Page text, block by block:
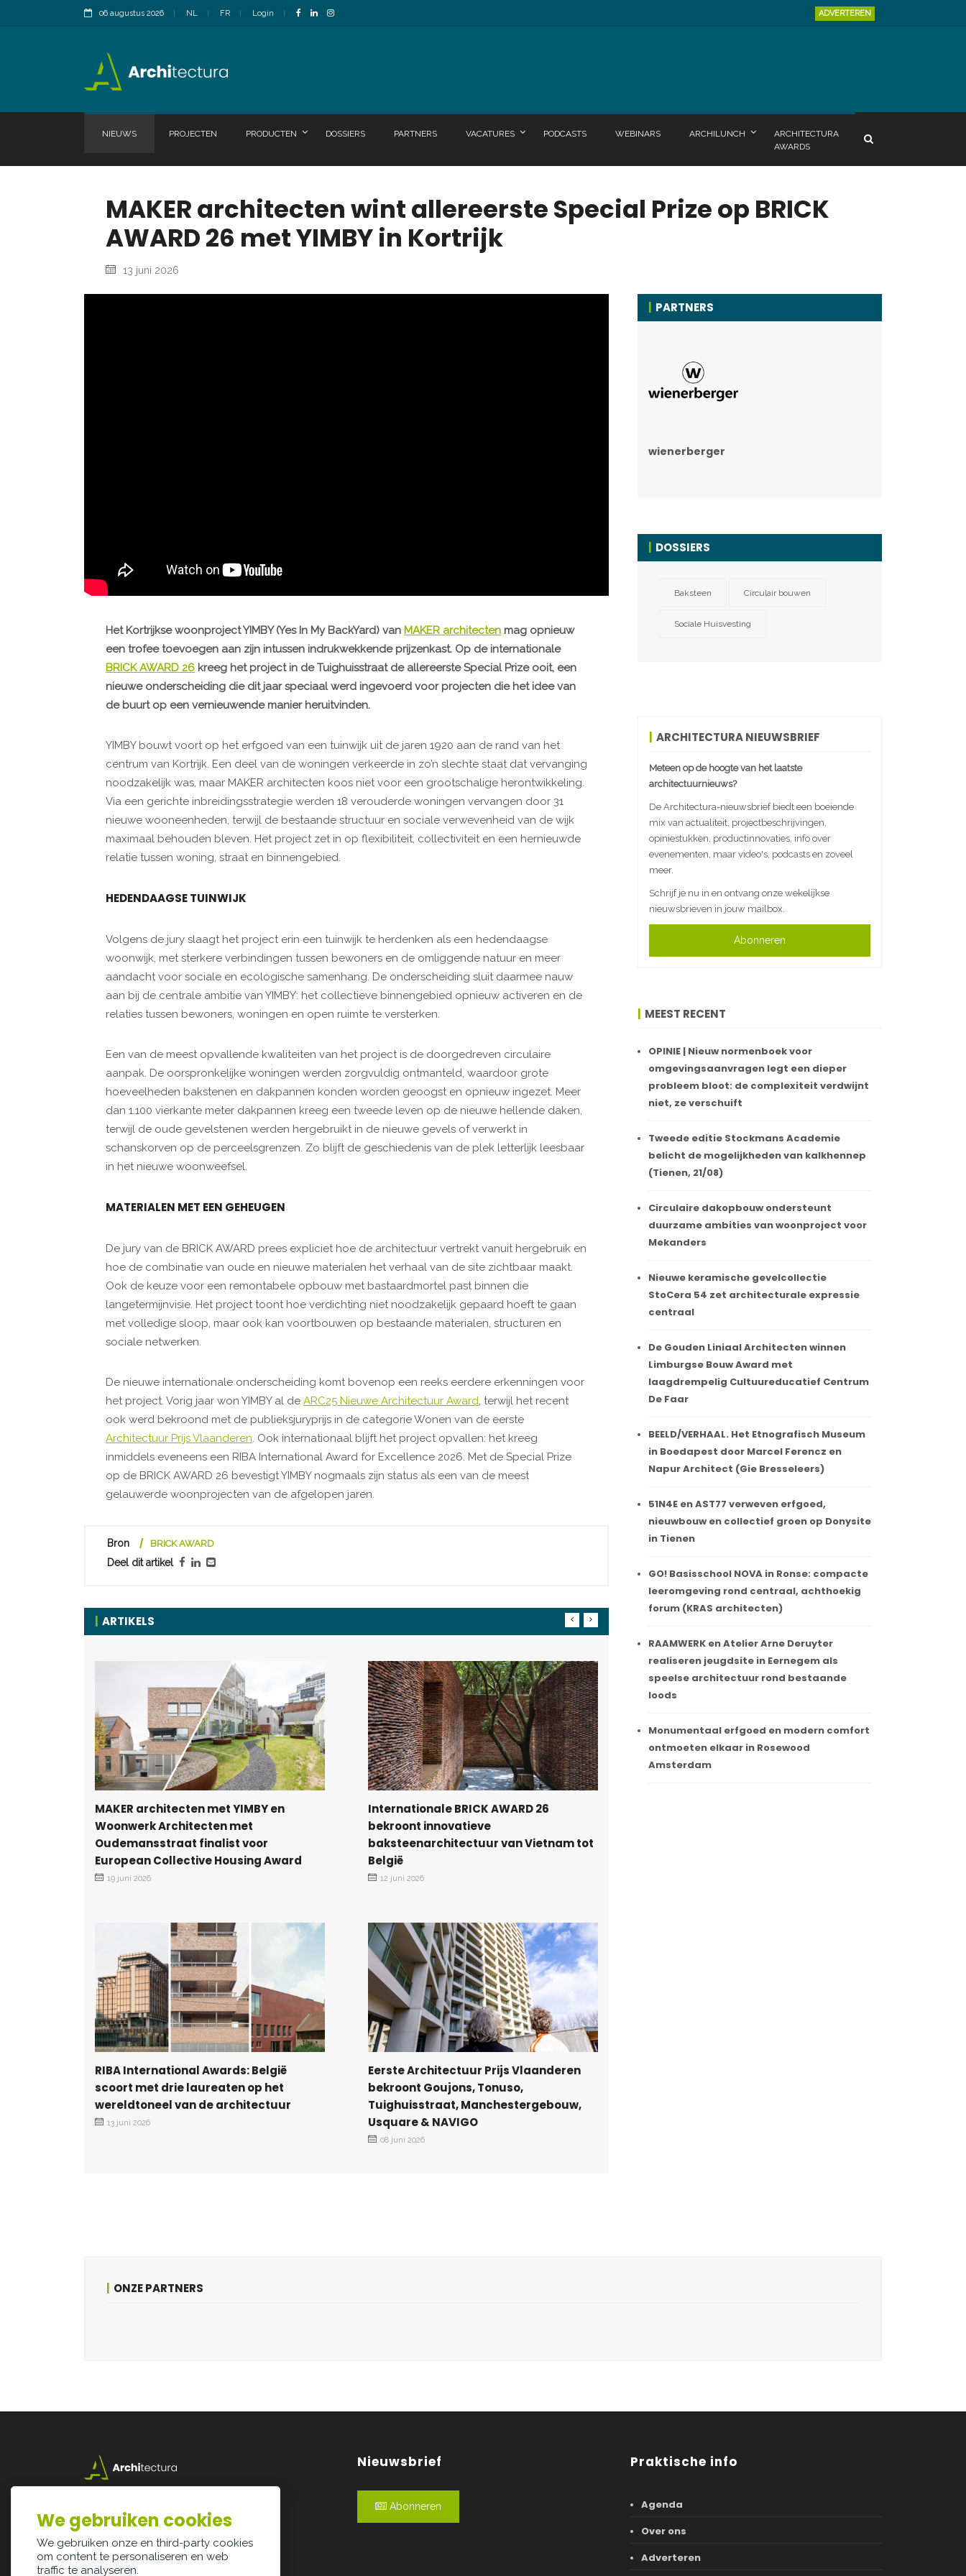
06 augustus 2026 NL FR Login ADVERTEREN
NIEUWS PROJECTEN PRODUCTEN DOSSIERS PARTNERS VACATURES PODCASTS WEBINARS ARCHILUNCH
ARCHITECTURA
AWARDS
MAKER architecten wint allereerste Special Prize op BRICK
AWARD 26 met YIMBY in Kortrijk
13 juni 2026
Het Kortrijkse woonproject YIMBY (Yes In My BackYard) van MAKER architecten mag opnieuw
een trofee toevoegen aan zijn intussen indrukwekkende prijzenkast. Op de internationale
BRICK AWARD 26 kreeg het project in de Tuighuisstraat de allereerste Special Prize ooit, een
nieuwe onderscheiding die dit jaar speciaal werd ingevoerd voor projecten die het idee van
de buurt op een vernieuwende manier heruitvinden.
YIMBY bouwt voort op het erfgoed van een tuinwijk uit de jaren 1920 aan de rand van het
centrum van Kortrijk. Een deel van de woningen verkeerde in zo’n slechte staat dat vervanging
noodzakelijk was, maar MAKER architecten koos niet voor een grootschalige herontwikkeling.
Via een gerichte inbreidingsstrategie werden 18 verouderde woningen vervangen door 31
nieuwe wooneenheden, terwijl de bestaande structuur en sociale verwevenheid van de wijk
maximaal behouden bleven. Het project zet in op flexibiliteit, collectiviteit en een hernieuwde
relatie tussen woning, straat en binnengebied.
HEDENDAAGSE TUINWIJK
Volgens de jury slaagt het project erin een tuinwijk te herdenken als een hedendaagse
woonwijk, met sterkere verbindingen tussen bewoners en de omliggende natuur en meer
aandacht voor sociale en ecologische samenhang. De onderscheiding sluit daarmee nauw
aan bij de centrale ambitie van YIMBY: het collectieve binnengebied opnieuw activeren en de
relaties tussen bewoners, woningen en open ruimte te versterken.
Een van de meest opvallende kwaliteiten van het project is de doorgedreven circulaire
aanpak. De oorspronkelijke woningen werden zorgvuldig ontmanteld, waardoor grote
hoeveelheden bakstenen en dakpannen konden worden geoogst en opnieuw ingezet. Meer
dan 1.100 vierkante meter dakpannen kreeg een tweede leven op de nieuwe hellende daken,
terwijl de oude gevelstenen werden hergebruikt in de nieuwe gevels of verwerkt in
schanskorven op de perceelsgrenzen. Zo blijft de geschiedenis van de plek letterlijk leesbaar
in het nieuwe woonweefsel.
MATERIALEN MET EEN GEHEUGEN
De jury van de BRICK AWARD prees expliciet hoe de architectuur vertrekt vanuit hergebruik en
hoe de combinatie van oude en nieuwe materialen het verhaal van de site zichtbaar maakt.
Ook de keuze voor een remontabele opbouw met bastaardmortel past binnen die
langetermijnvisie. Het project toont hoe verdichting niet noodzakelijk gepaard hoeft te gaan
met volledige sloop, maar ook kan voortbouwen op bestaande materialen, structuren en
sociale netwerken.
De nieuwe internationale onderscheiding komt bovenop een reeks eerdere erkenningen voor
het project. Vorig jaar won YIMBY al de ARC25 Nieuwe Architectuur Award, terwijl het recent
ook werd bekroond met de publieksjuryprijs in de categorie Wonen van de eerste
Architectuur Prijs Vlaanderen. Ook internationaal blijft het project opvallen: het kreeg
inmiddels eveneens een RIBA International Award for Excellence 2026. Met de Special Prize
op de BRICK AWARD 26 bevestigt YIMBY nogmaals zijn status als een van de meest
gelauwerde woonprojecten van de afgelopen jaren.
Bron BRICK AWARD
Deel dit artikel
ARTIKELS
MAKER architecten met YIMBY en
Woonwerk Architecten met
Oudemansstraat finalist voor
European Collective Housing Award
19 juni 2026
RIBA International Awards: België
scoort met drie laureaten op het
wereldtoneel van de architectuur
13 juni 2026
Internationale BRICK AWARD 26
bekroont innovatieve
baksteenarchitectuur van Vietnam tot
België
12 juni 2026
Eerste Architectuur Prijs Vlaanderen
bekroont Goujons, Tonuso,
Tuighuisstraat, Manchestergebouw,
Usquare & NAVIGO
08 juni 2026
Belgische bureaus domineren ARC25
Architectuur en MAKER architecten
26 september 2025
PARTNERS
wienerberger
DOSSIERS
Baksteen Circulair bouwen
Sociale Huisvesting
ARCHITECTURA NIEUWSBRIEF
Meteen op de hoogte van het laatste
architectuurnieuws?
De Architectura-nieuwsbrief biedt een boeiende
mix van actualiteit, projectbeschrijvingen,
opiniestukken, productinnovaties, info over
evenementen, maar video's, podcasts en zoveel
meer.
Schrijf je nu in en ontvang onze wekelijkse
nieuwsbrieven in jouw mailbox.
Abonneren
MEEST RECENT
OPINIE | Nieuw normenboek voor
omgevingsaanvragen legt een dieper
probleem bloot: de complexiteit verdwijnt
niet, ze verschuift
Tweede editie Stockmans Academie
belicht de mogelijkheden van kalkhennep
(Tienen, 21/08)
Circulaire dakopbouw ondersteunt
duurzame ambities van woonproject voor
Mekanders
Nieuwe keramische gevelcollectie
StoCera 54 zet architecturale expressie
centraal
De Gouden Liniaal Architecten winnen
Limburgse Bouw Award met
laagdrempelig Cultuureducatief Centrum
De Faar
BEELD/VERHAAL. Het Etnografisch Museum
in Boedapest door Marcel Ferencz en
Napur Architect (Gie Bresseleers)
51N4E en AST77 verweven erfgoed,
nieuwbouw en collectief groen op Donysite
in Tienen
GO! Basisschool NOVA in Ronse: compacte
leeromgeving rond centraal, achthoekig
forum (KRAS architecten)
RAAMWERK en Atelier Arne Deruyter
realiseren jeugdsite in Eernegem als
speelse architectuur rond bestaande
loods
Monumentaal erfgoed en modern comfort
ontmoeten elkaar in Rosewood
Amsterdam
ONZE PARTNERS
3500 Hasselt
info@architectura.be
Nieuwsbrief
Abonneren
Praktische info
Agenda
Over ons
Adverteren
We gebruiken cookies
We gebruiken onze en third-party cookies
om content te personaliseren en web
traffic te analyseren.